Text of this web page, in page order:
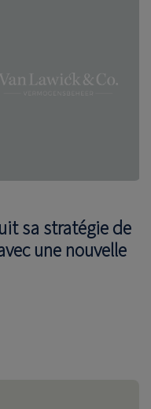
sa stratégie de
une nouvelle